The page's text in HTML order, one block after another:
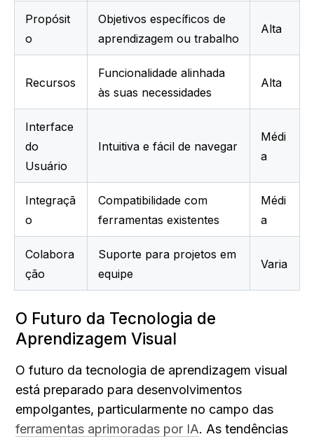
Propósit
o
Objetivos específicos de
aprendizagem ou trabalho
Alta
Recursos
Funcionalidade alinhada
às suas necessidades
Alta
Interface
do
Usuário
Intuitiva e fácil de navegar
Médi
a
Integraçã
o
Compatibilidade com
ferramentas existentes
Médi
a
Colabora
ção
Suporte para projetos em
equipe
Varia
O Futuro da Tecnologia de
Aprendizagem Visual
O futuro da tecnologia de aprendizagem visual
está preparado para desenvolvimentos
ferramentas aprimoradas por IA. As tendências